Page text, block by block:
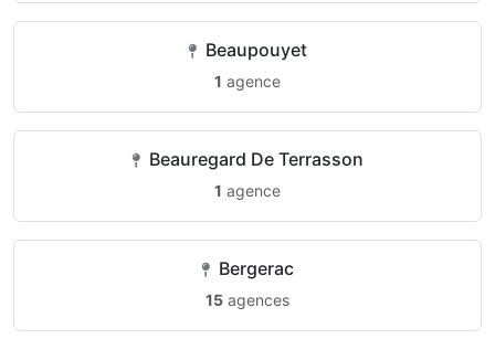
Beaupouyet
1 agence
Beauregard De Terrasson
1 agence
Bergerac
15 agences